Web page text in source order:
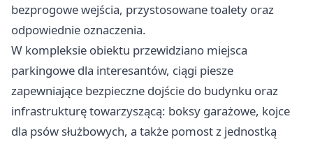
bezprogowe wejścia, przystosowane toalety oraz
odpowiednie oznaczenia.
W kompleksie obiektu przewidziano miejsca
parkingowe dla interesantów, ciągi piesze
zapewniające bezpieczne dojście do budynku oraz
infrastrukturę towarzyszącą: boksy garażowe, kojce
dla psów służbowych, a także pomost z jednostką